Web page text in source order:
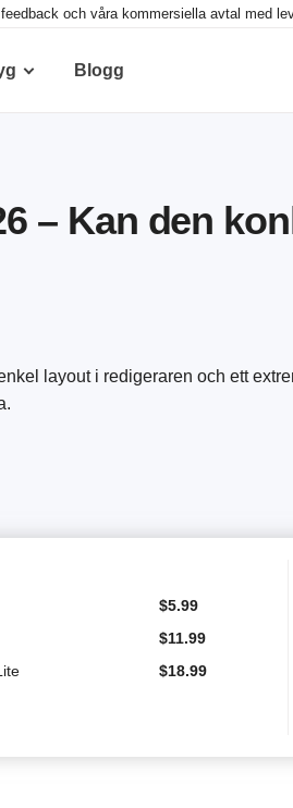
och våra kommersiella avtal med
Blogg
– Kan den
layout i redigeraren och ett
$5.99
$11.99
$18.99